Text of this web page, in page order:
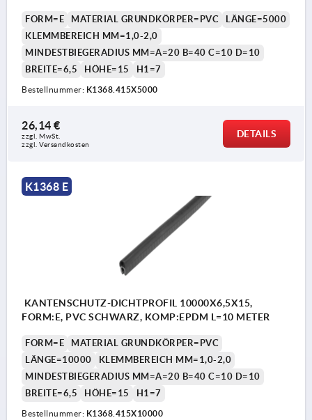
FORM=E MATERIAL GRUNDKÖRPER=PVC
LÄNGE=5000
KLEMMBEREICH MM=1,0-2,0
MINDESTBIEGERADIUS MM=A=20 B=40 C=10 D=10
BREITE=6,5
HÖHE=15 H1=7
Bestellnummer: K1368.415X5000
26,14 €
zzgl. MwSt.
zzgl. Versandkosten
DETAILS
K1368 E
KANTENSCHUTZ-DICHTPROFIL 10000X6,5X15,
FORM:E, PVC SCHWARZ, KOMP:EPDM L=10 METER
FORM=E
MATERIAL GRUNDKÖRPER=PVC
LÄNGE=10000
KLEMMBEREICH MM=1,0-2,0
MINDESTBIEGERADIUS MM=A=20 B=40 C=10 D=10
BREITE=6,5
HÖHE=15 H1=7
Bestellnummer: K1368.415X10000